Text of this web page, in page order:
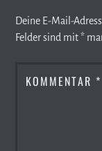
Deine E-Mail-
Felder sind mit*
KOMMENTAR *